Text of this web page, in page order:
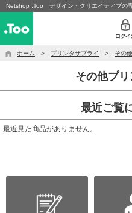
Netshop .Too デザイン・クリエイティブの
ホーム > プリンタサプライ > その
その他プ
最近ご覧
最近見た商品がありません。